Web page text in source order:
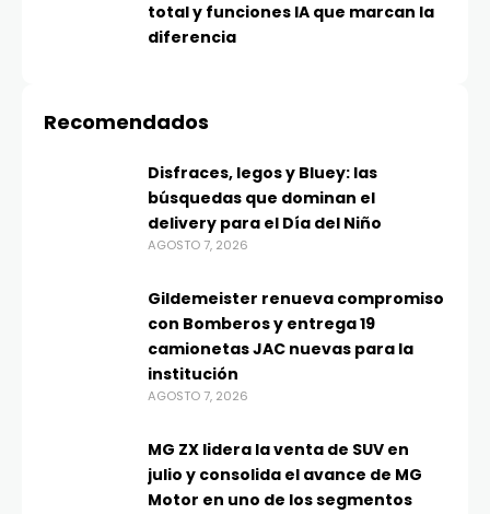
total y funciones IA que marcan la
diferencia
Recomendados
Disfraces, legos y Bluey: las
búsquedas que dominan el
delivery para el Día del Niño
AGOSTO 7, 2026
Gildemeister renueva compromiso
con Bomberos y entrega 19
camionetas JAC nuevas para la
institución
AGOSTO 7, 2026
MG ZX lidera la venta de SUV en
julio y consolida el avance de MG
Motor en uno de los segmentos